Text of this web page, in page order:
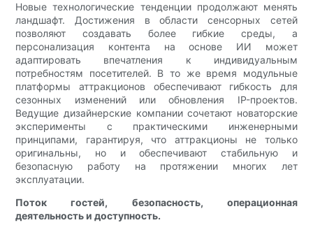
Новые технологические тенденции продолжают менять
ландшафт. Достижения в области сенсорных сетей
позволяют создавать более гибкие среды, а
персонализация контента на основе ИИ может
адаптировать впечатления к индивидуальным
потребностям посетителей. В то же время модульные
платформы аттракционов обеспечивают гибкость для
сезонных изменений или обновления IP-проектов.
Ведущие дизайнерские компании сочетают новаторские
эксперименты с практическими инженерными
принципами, гарантируя, что аттракционы не только
оригинальны, но и обеспечивают стабильную и
безопасную работу на протяжении многих лет
эксплуатации.
Поток гостей, безопасность, операционная
деятельность и доступность.